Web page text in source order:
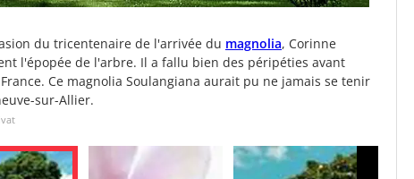
du tricentenaire de l'arrivée du magnolia, Corinne
l'épopée de l'arbre. Il a fallu bien des péripéties avant
Ce magnolia Soulangiana aurait pu ne jamais se tenir
sur-Allier.